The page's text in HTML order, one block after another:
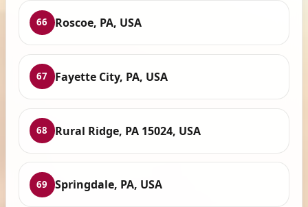
66 Roscoe, PA, USA
67 Fayette City, PA, USA
68 Rural Ridge, PA 15024, USA
69 Springdale, PA, USA